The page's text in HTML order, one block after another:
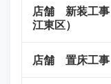
店舗 新装工
江東区）
店舗 置床工事